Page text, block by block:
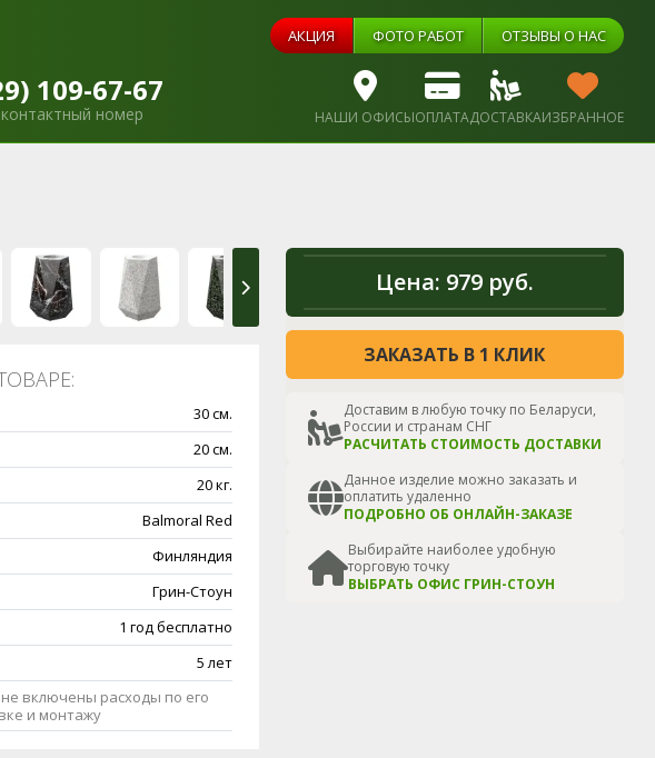
АКЦИЯ ФОТО РАБОТ ОТЗЫВЫ О НАС
109-67-67
номер НАШИ ОФИСЫОПЛАТАДОСТАВКАИЗБРАННОЕ
Цена: 979 руб.
ЗАКАЗАТЬ В 1 КЛИК
Доставим в любую точку по Беларуси,
России и странам СНГ
РАСЧИТАТЬ СТОИМОСТЬ ДОСТАВКИ
Данное изделие можно заказать и
оплатить удаленно
ПОДРОБНО ОБ ОНЛАЙН-ЗАКАЗЕ
Выбирайте наиболее удобную
торговую точку
ВЫБРАТЬ ОФИС ГРИН-СТОУН
30 см.
20 см.
20 кг.
Balmoral Red
Финляндия
Грин-Стоун
1 год бесплатно
5 лет
включены расходы по его
и монтажу